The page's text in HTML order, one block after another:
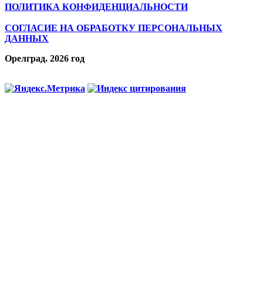
ПОЛИТИКА КОНФИДЕНЦИАЛЬНОСТИ
СОГЛАСИЕ НА ОБРАБОТКУ ПЕРСОНАЛЬНЫХ
ДАННЫХ
Орелград. 2026 год